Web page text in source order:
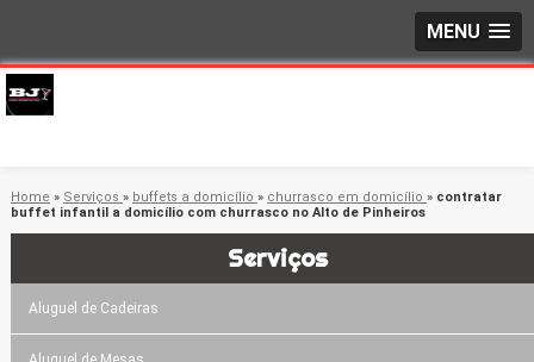
MENU
Home » Serviços » buffets a domicílio » churrasco em domicílio » contratar
buffet infantil a domicílio com churrasco no Alto de Pinheiros
Serviços
Aluguel de Cadeiras